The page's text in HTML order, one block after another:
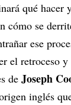
qué hacer
cómo se
ese
el retroceso
de Joseph
inglés